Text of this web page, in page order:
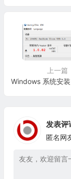
上一篇
发表评
匿名网